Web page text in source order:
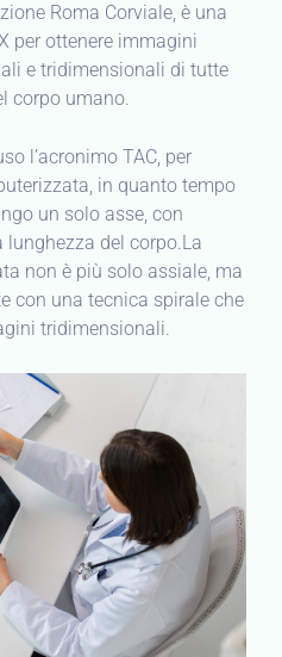
Roma Corviale, è una
per ottenere immagini
e tridimensionali di tutte
corpo umano.
l’acronimo TAC, per
in quanto tempo
un solo asse, con
del corpo.La
non è più solo assiale, ma
con una tecnica spirale che
tridimensionali.